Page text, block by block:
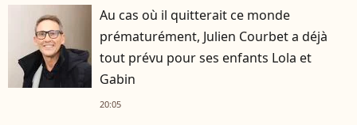
Au cas où il quitterait ce monde
prématurément, Julien Courbet a déjà
tout prévu pour ses enfants Lola et
Gabin
20:05